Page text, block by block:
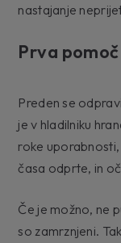
nastajanje
Prva
Preden se
je v hladilniku
roke
časa odprte, in
Če je možno, ne
so zamrznjeni.